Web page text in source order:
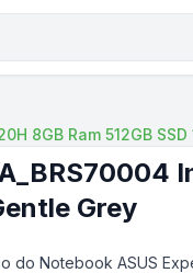
8GB Ram 512GB
Grey
do Notebook ASUS